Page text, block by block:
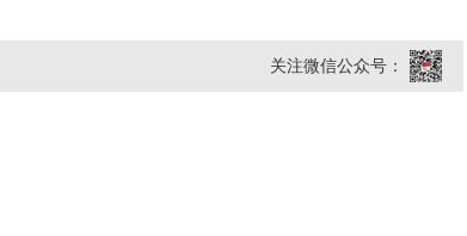
关注微信公众号：